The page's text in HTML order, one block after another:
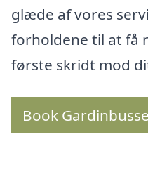
glæde af vores
forholdene til at få
første skridt mod
Book